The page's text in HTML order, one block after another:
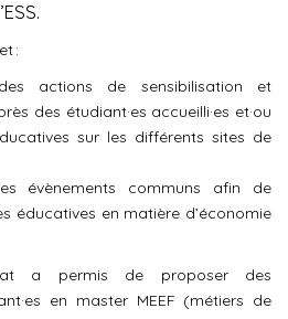
:
actions de sensibilisation et
des étudiant·es accueilli·es et·ou
sur les différents sites de
évènements communs afin de
éducatives en matière d’économie
a permis de proposer des
en master MEEF (métiers de